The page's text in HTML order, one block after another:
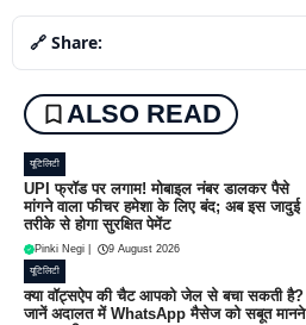
🔗 Share:
ALSO READ
यूटिलिटी
UPI फ्रॉड पर लगाम! मोबाइल नंबर डालकर पैसे
मांगने वाला फीचर हमेशा के लिए बंद; अब इस जादुई
तरीके से होगा सुरक्षित पेमेंट
Pinki Negi 9 August 2026
यूटिलिटी
क्या वॉट्सऐप की चैट आपको जेल से बचा सकती है?
जानें अदालत में WhatsApp मैसेज को सबूत मानने